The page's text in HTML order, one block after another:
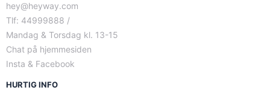
hey@heyway.com
Tlf: 44999888 /
Mandag & Torsdag kl. 13-15
Chat på hjemmesiden
Insta & Facebook
HURTIG INFO